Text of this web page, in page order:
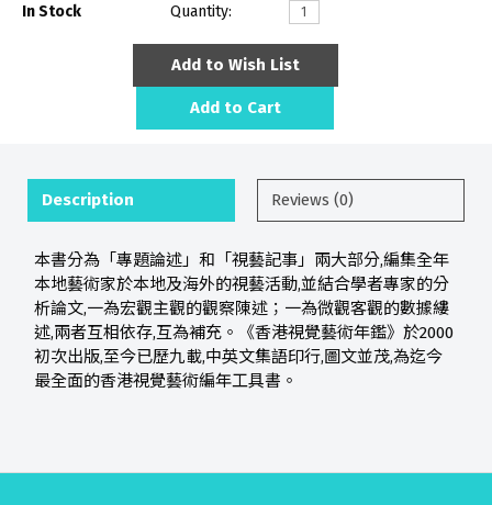
In Stock Quantity:
Add to Wish List
Add to Cart
Description Reviews (0)
本書分為「專題論述」和「視藝記事」兩大部分,編集全年
本地藝術家於本地及海外的視藝活動,並結合學者專家的分
析論文,一為宏觀主觀的觀察陳述；一為微觀客觀的數據縷
述,兩者互相依存,互為補充。《香港視覺藝術年鑑》於2000
初次出版,至今已歷九載,中英文集語印行,圖文並茂,為迄今
最全面的香港視覺藝術編年工具書。